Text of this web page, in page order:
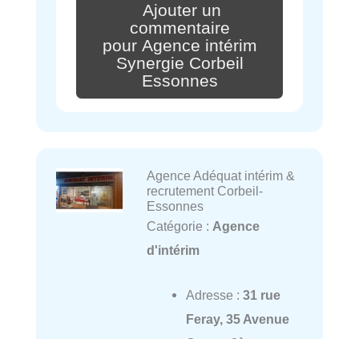
Ajouter un
commentaire
pour Agence intérim
Synergie Corbeil
Essonnes
Agence Adéquat intérim &
recrutement Corbeil-
Essonnes
Catégorie : Agence
d'intérim
Adresse : 31 rue
Feray, 35 Avenue